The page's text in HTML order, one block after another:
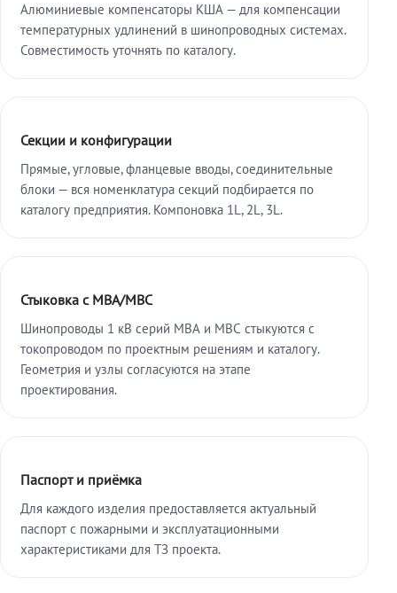
Алюминиевые компенсаторы КША — для компенсации
температурных удлинений в шинопроводных системах.
Совместимость уточнять по каталогу.
Секции и конфигурации
Прямые, угловые, фланцевые вводы, соединительные
блоки — вся номенклатура секций подбирается по
каталогу предприятия. Компоновка 1L, 2L, 3L.
Стыковка с МВА/МВС
Шинопроводы 1 кВ серий МВА и МВС стыкуются с
токопроводом по проектным решениям и каталогу.
Геометрия и узлы согласуются на этапе
проектирования.
Паспорт и приёмка
Для каждого изделия предоставляется актуальный
паспорт с пожарными и эксплуатационными
характеристиками для ТЗ проекта.